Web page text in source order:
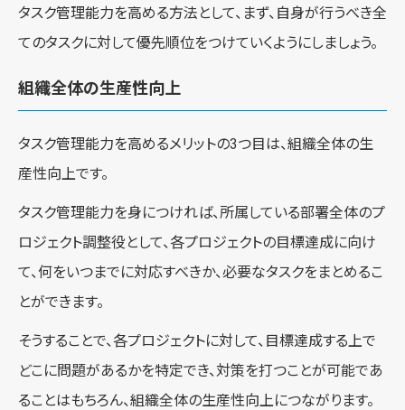
タスク管理能力を高める方法として、まず、自身が行うべき全
てのタスクに対して優先順位をつけていくようにしましょう。
組織全体の生産性向上
タスク管理能力を高めるメリットの3つ目は、組織全体の生
産性向上です。
タスク管理能力を身につければ、所属している部署全体のプ
ロジェクト調整役として、各プロジェクトの目標達成に向け
て、何をいつまでに対応すべきか、必要なタスクをまとめるこ
とができます。
そうすることで、各プロジェクトに対して、目標達成する上で
どこに問題があるかを特定でき、対策を打つことが可能であ
ることはもちろん、組織全体の生産性向上につながります。